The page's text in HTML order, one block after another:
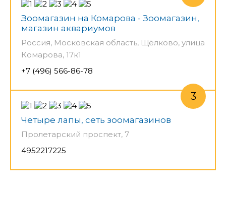
Зоомагазин на Комарова - Зоомагазин,
магазин аквариумов
Россия, Московская область, Щёлково, улица
Комарова, 17к1
+7 (496) 566-86-78
Четыре лапы, сеть зоомагазинов
Пролетарский проспект, 7
4952217225